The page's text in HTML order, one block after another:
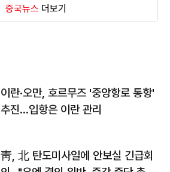
중국뉴스 더보기
이란·오만, 호르무즈 '중앙항로 통항'
추진…입항은 이란 관리
靑, 北 탄도미사일에 안보실 긴급회